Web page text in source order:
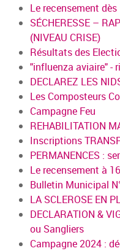
Le recensement dès
SÉCHERESSE –
(NIVEAU CRISE)
Résultats des
"influenza aviaire" -
DECLAREZ LES
Les Composteurs
Campagne Feu
REHABILITATION
Inscriptions
PERMANENCES :
Le recensement à
Bulletin Municipal
LA SCLEROSE EN
DECLARATION &
ou Sangliers
Campagne 2024 :